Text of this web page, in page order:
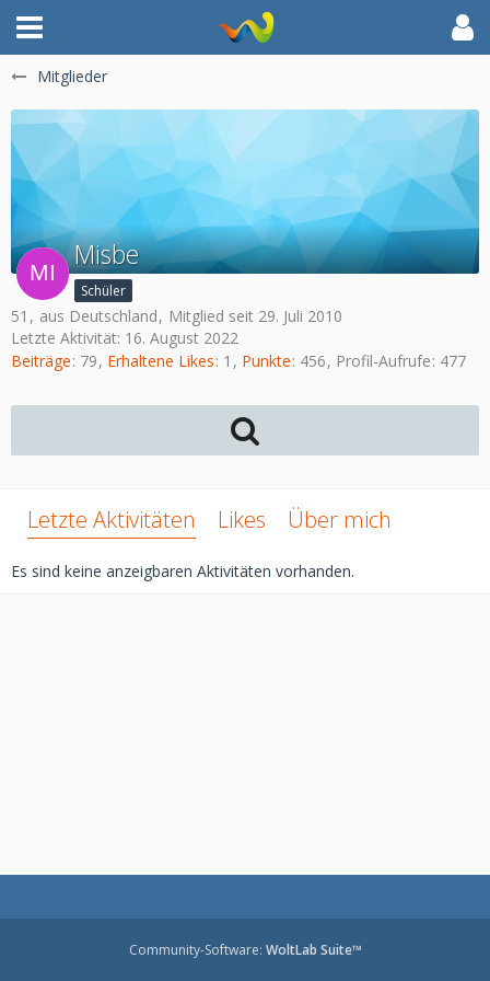
Mitglieder
Misbe
Schüler
51 aus Deutschland
Mitglied seit 29. Juli 2010
Letzte Aktivität: 16. August 2022
Beiträge 79 Erhaltene Likes 1 Punkte 456 Profil-Aufrufe 477
Letzte Aktivitäten Likes Über mich
Es sind keine anzeigbaren Aktivitäten vorhanden.
Community-Software: WoltLab Suite™